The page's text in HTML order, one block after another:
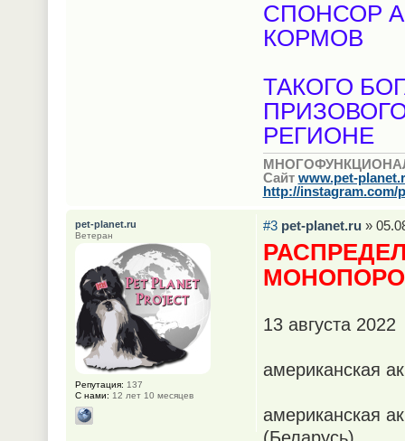
СПОНСОР
КОРМОВ
ТАКОГО
РЕГИОНЕ
Сайт www.pet-
http://instagram.com/
#3 pet-planet.ru »
13 августа 2022
американская
американская
pet-planet.ru
Ветеран
Репутация: 137
С нами: 12 лет 10 месяцев